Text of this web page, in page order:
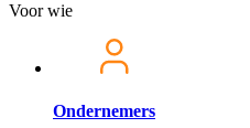
Voor wie
Ondernemers